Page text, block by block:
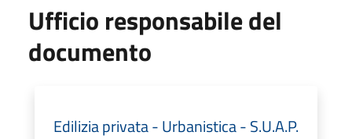
Ufficio responsabile del
documento
Edilizia privata - Urbanistica - S.U.A.P.